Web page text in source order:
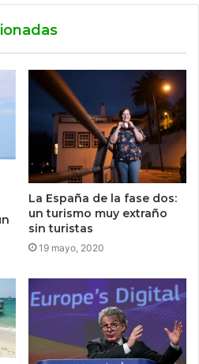
La España de la fase dos:
un turismo muy extraño
sin turistas
19 mayo, 2020